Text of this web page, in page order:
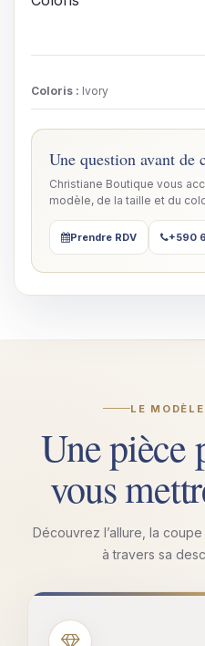
Coloris : Ivory
Une question avant de
Christiane Boutique vous
modèle, de la taille et du
Prendre RDV +590
LE
Une pièce
vous
Découvrez l’allure, la
à travers sa